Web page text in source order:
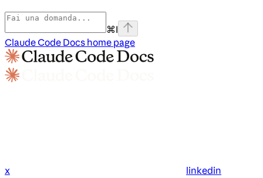
⌘I
Claude Code Docs home page
x linkedin